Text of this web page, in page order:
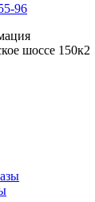
96
шоссе 150к2